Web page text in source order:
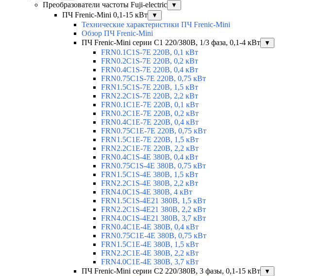
Преобразователи частоты Fuji-electric ▼
ПЧ Frenic-Mini 0,1-15 кВт ▼
Технические характеристики ПЧ Frenic-Mini
Обзор ПЧ Frenic-Mini
ПЧ Frenic-Mini серии C1 220/380В, 1/3 фаза, 0,1-4 кВт
▼
FRN0.1C1S-7E 220В, 0,1 кВт
FRN0.2C1S-7E 220В, 0,2 кВт
FRN0.4C1S-7E 220В, 0,4 кВт
FRN0.75C1S-7E 220В, 0,75 кВт
FRN1.5C1S-7E 220В, 1,5 кВт
FRN2.2C1S-7E 220В, 2,2 кВт
FRN0.1C1E-7E 220В, 0,1 кВт
FRN0.2C1E-7E 220В, 0,2 кВт
FRN0.4C1E-7E 220В, 0,4 кВт
FRN0.75C1E-7E 220В, 0,75 кВт
FRN1.5C1E-7E 220В, 1,5 кВт
FRN2.2C1E-7E 220В, 2,2 кВт
FRN0.4C1S-4E 380В, 0,4 кВт
FRN0.75C1S-4E 380В, 0,75 кВт
FRN1.5C1S-4E 380В, 1,5 кВт
FRN2.2C1S-4E 380В, 2,2 кВт
FRN4.0C1S-4E 380В, 4 кВт
FRN1.5C1S-4E21 380В, 1,5 кВт
FRN2.2C1S-4E21 380В, 2,2 кВт
FRN4.0C1S-4E21 380В, 3,7 кВт
FRN0.4C1E-4E 380В, 0,4 кВт
FRN0.75C1E-4E 380В, 0,75 кВт
FRN1.5C1E-4E 380В, 1,5 кВт
FRN2.2C1E-4E 380В, 2,2 кВт
FRN4.0C1E-4E 380В, 3,7 кВт
ПЧ Frenic-Mini серии С2 220/380В, 3 фазы, 0,1-15 кВт
▼